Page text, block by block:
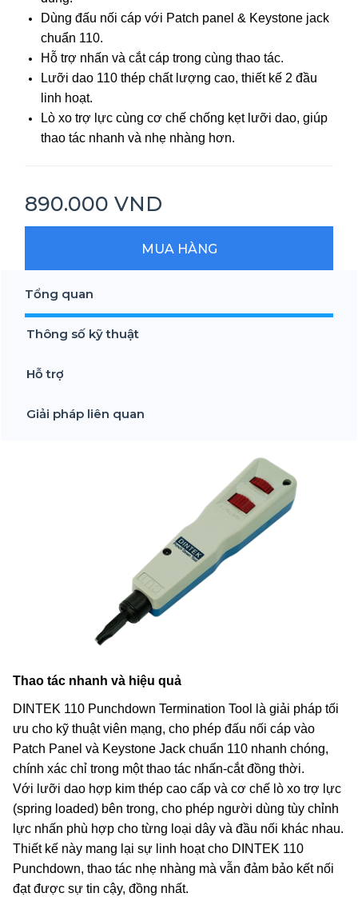
Dùng đấu nối cáp với Patch panel & Keystone jack
chuẩn 110.
Hỗ trợ nhấn và cắt cáp trong cùng thao tác.
Lưỡi dao 110 thép chất lượng cao, thiết kế 2 đầu
linh hoạt.
Lò xo trợ lực cùng cơ chế chống kẹt lưỡi dao, giúp
thao tác nhanh và nhẹ nhàng hơn.
890.000 VND
MUA HÀNG
Tổng quan
Thông số kỹ thuật
Hỗ trợ
Giải pháp liên quan
Thao tác nhanh và hiệu quả
DINTEK 110 Punchdown Termination Tool là giải pháp tối
ưu cho kỹ thuật viên mạng, cho phép đấu nối cáp vào
Patch Panel và Keystone Jack chuẩn 110 nhanh chóng,
chính xác chỉ trong một thao tác nhấn-cắt đồng thời.
Với lưỡi dao hợp kim thép cao cấp và cơ chế lò xo trợ lực
(spring loaded) bên trong, cho phép người dùng tùy chỉnh
lực nhấn phù hợp cho từng loại dây và đầu nối khác nhau.
Thiết kế này mang lại sự linh hoạt cho DINTEK 110
Punchdown, thao tác nhẹ nhàng mà vẫn đảm bảo kết nối
đạt được sự tin cậy, đồng nhất.